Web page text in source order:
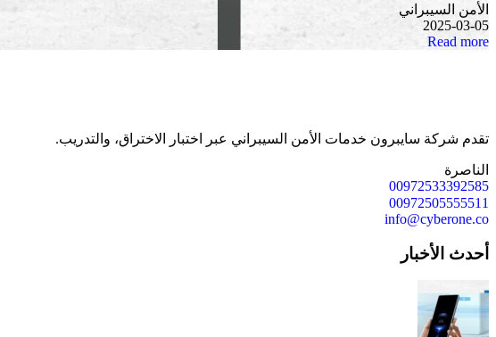
الأمن السيبراني
2025-03-05
Read more
تقدم شركة سايبرون خدمات الأمن السيبراني عبر اختبار الاختراق، والتدريب.
الناصرة
00972533392585
00972505555511
info@cyberone.co
أحدث الأخبار